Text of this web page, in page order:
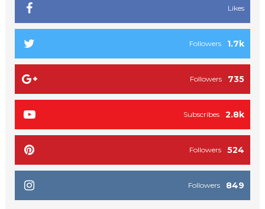
Likes
1.7k
Followers
735
Followers
2.8k
Subscribes
524
Followers
849
Followers